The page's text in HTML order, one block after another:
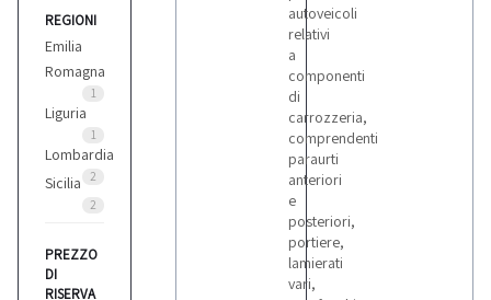
REGIONI
Emilia
Romagna
1
Liguria
1
Lombardia
2
Sicilia
2
PREZZO
DI
RISERVA
autoveicoli
relativi
a
componenti
di
carrozzeria,
comprendenti
paraurti
anteriori
e
posteriori,
portiere,
lamierati
vari,